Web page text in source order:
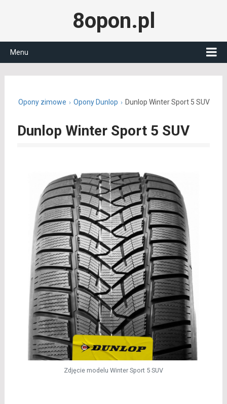
8opon.pl
Menu
Opony zimowe Opony Dunlop Dunlop Winter Sport 5 SUV
Dunlop Winter Sport 5 SUV
Zdjęcie modelu Winter Sport 5 SUV